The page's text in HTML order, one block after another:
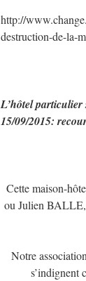
http://
destruction-de-la-
L’hôtel
15/09/2015:
Cette maison-
ou Julien BALLE,
Notre
s’indignent